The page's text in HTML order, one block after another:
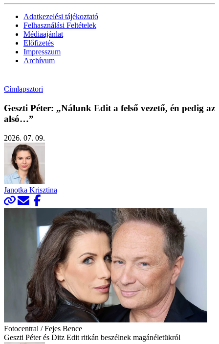
Adatkezelési tájékoztató
Felhasználási Feltételek
Médiaajánlat
Előfizetés
Impresszum
Archívum
Címlapsztori
Geszti Péter: „Nálunk Edit a felső vezető, én pedig az
alsó…”
2026. 07. 09.
Janotka Krisztina
Fotocentral / Fejes Bence
Geszti Péter és Ditz Edit ritkán beszélnek magánéletükról